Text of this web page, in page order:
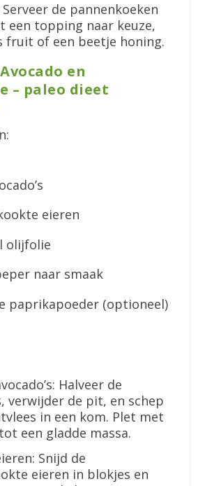
Serveer de pannenkoeken
een topping naar keuze,
fruit of een beetje honing.
en
– paleo dieet
eieren
olijfolie
naar smaak
paprikapoeder (optioneel)
Halveer de
verwijder de pit, en schep
in een kom. Plet met
een gladde massa.
Snijd de
eieren in blokjes en